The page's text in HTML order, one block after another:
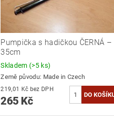
Pumpička s hadičkou ČERNÁ –
35cm
Skladem (>5 ks)
Země původu: Made in Czech
219,01 Kč bez DPH
265 Kč